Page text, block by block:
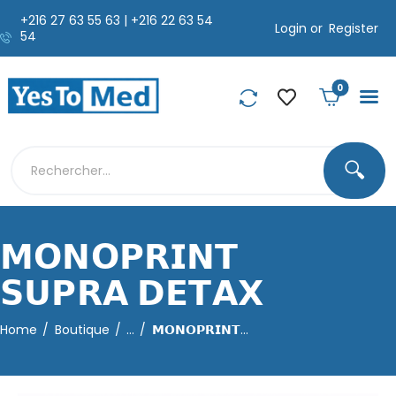
+216 27 63 55 63 | +216 22 63 54
54
Login or Register
0
🔍
𝗠𝗢𝗡𝗢𝗣𝗥𝗜𝗡𝗧
𝗦𝗨𝗣𝗥𝗔 𝗗𝗘𝗧𝗔𝗫
Home Boutique ... 𝗠𝗢𝗡𝗢𝗣𝗥𝗜𝗡𝗧...